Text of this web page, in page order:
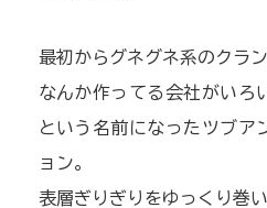
最初からグネグネ系のクラン
なんか作ってる会社がいろ
という名前になったツブア
ョン。
表層ぎりぎりをゆっくり巻い